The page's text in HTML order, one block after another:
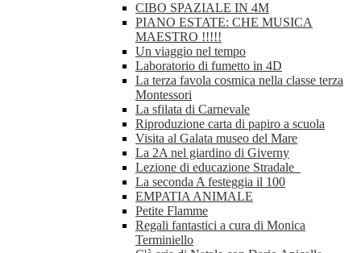
CIBO SPAZIALE IN 4M
PIANO ESTATE: CHE MUSICA
MAESTRO !!!!!
Un viaggio nel tempo
Laboratorio di fumetto in 4D
La terza favola cosmica nella classe terza
Montessori
La sfilata di Carnevale
Riproduzione carta di papiro a scuola
Visita al Galata museo del Mare
La 2A nel giardino di Giverny
Lezione di educazione Stradale
La seconda A festeggia il 100
EMPATIA ANIMALE
Petite Flamme
Regali fantastici a cura di Monica
Terminiello